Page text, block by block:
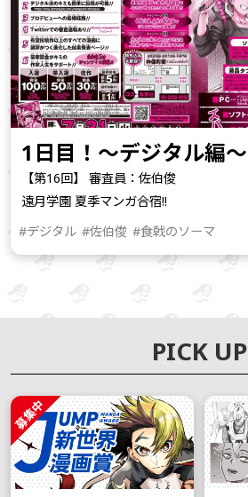
1日目！～デジタル編～
【第16回】 審査員：佐伯俊
遠月学園 夏季マンガ合宿!!
#デジタル #佐伯俊 #食戟のソーマ
PICK UP
募集中